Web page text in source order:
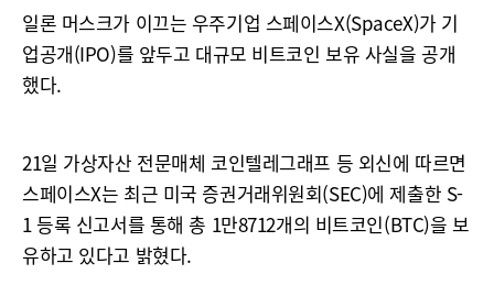
일론 머스크가 이끄는 우주기업 스페이스X(SpaceX)가 기
업공개(IPO)를 앞두고 대규모 비트코인 보유 사실을 공개
했다.
21일 가상자산 전문매체 코인텔레그래프 등 외신에 따르면
스페이스X는 최근 미국 증권거래위원회(SEC)에 제출한 S-
1 등록 신고서를 통해 총 1만8712개의 비트코인(BTC)을 보
유하고 있다고 밝혔다.